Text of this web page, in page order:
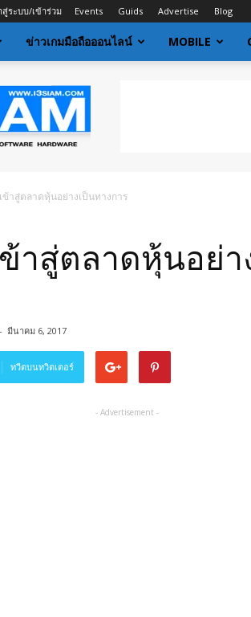
สู่ระบบ/เข้าร่วม Events Guids Advertise Blog
ข่าวเกมมือถือออนไลน์ MOBILE
ข้าสู่ตลาดหุ้นอย่างเป็นทางการ
ข้าสู่ตลาดหุ้นอย่า
- มีนาคม 6, 2017
ทวีตบนทวิตเตอร์
- Advertisement -